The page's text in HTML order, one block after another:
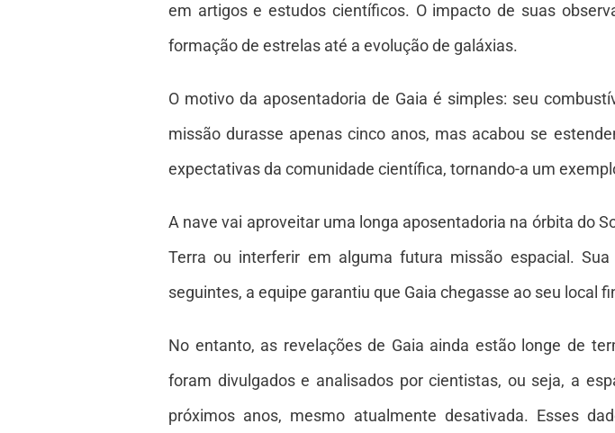
em artigos e estudos científicos. O impacto de suas
formação de estrelas até a evolução de galáxias.
O motivo da aposentadoria de Gaia é simples: seu
missão durasse apenas cinco anos, mas acabou se
expectativas da comunidade científica, tornando-a um
A nave vai aproveitar uma longa aposentadoria na órbita do
Terra ou interferir em alguma futura missão espacial.
seguintes, a equipe garantiu que Gaia chegasse ao seu local
No entanto, as revelações de Gaia ainda estão longe de
foram divulgados e analisados por cientistas, ou seja, a
próximos anos, mesmo atualmente desativada. Esses